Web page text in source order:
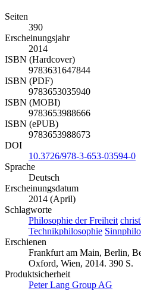
Seiten
390
Erscheinungsjahr
2014
ISBN (Hardcover)
9783631647844
ISBN (PDF)
9783653035940
ISBN (MOBI)
9783653988666
ISBN (ePUB)
9783653988673
DOI
10.3726/978-3-653-03594-0
Sprache
Deutsch
Erscheinungsdatum
2014 (April)
Schlagworte
Philosophie der Freiheit
Technikphilosophie
Erschienen
Frankfurt am Main, Berlin,
Oxford, Wien, 2014. 390 S.
Produktsicherheit
Peter Lang Group AG